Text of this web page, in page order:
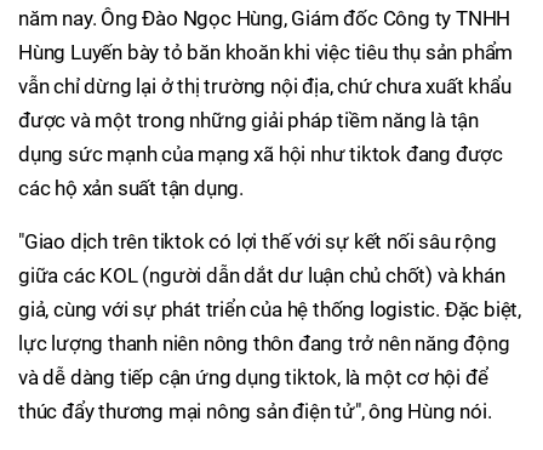
năm nay. Ông Đào Ngọc Hùng, Giám đốc Công ty TNHH
Hùng Luyến bày tỏ băn khoăn khi việc tiêu thụ sản phẩm
vẫn chỉ dừng lại ở thị trường nội địa, chứ chưa xuất khẩu
được và một trong những giải pháp tiềm năng là tận
dụng sức mạnh của mạng xã hội như tiktok đang được
các hộ xản suất tận dụng.
"Giao dịch trên tiktok có lợi thế với sự kết nối sâu rộng
giữa các KOL (người dẫn dắt dư luận chủ chốt) và khán
giả, cùng với sự phát triển của hệ thống logistic. Đặc biệt,
lực lượng thanh niên nông thôn đang trở nên năng động
và dễ dàng tiếp cận ứng dụng tiktok, là một cơ hội để
thúc đẩy thương mại nông sản điện tử", ông Hùng nói.